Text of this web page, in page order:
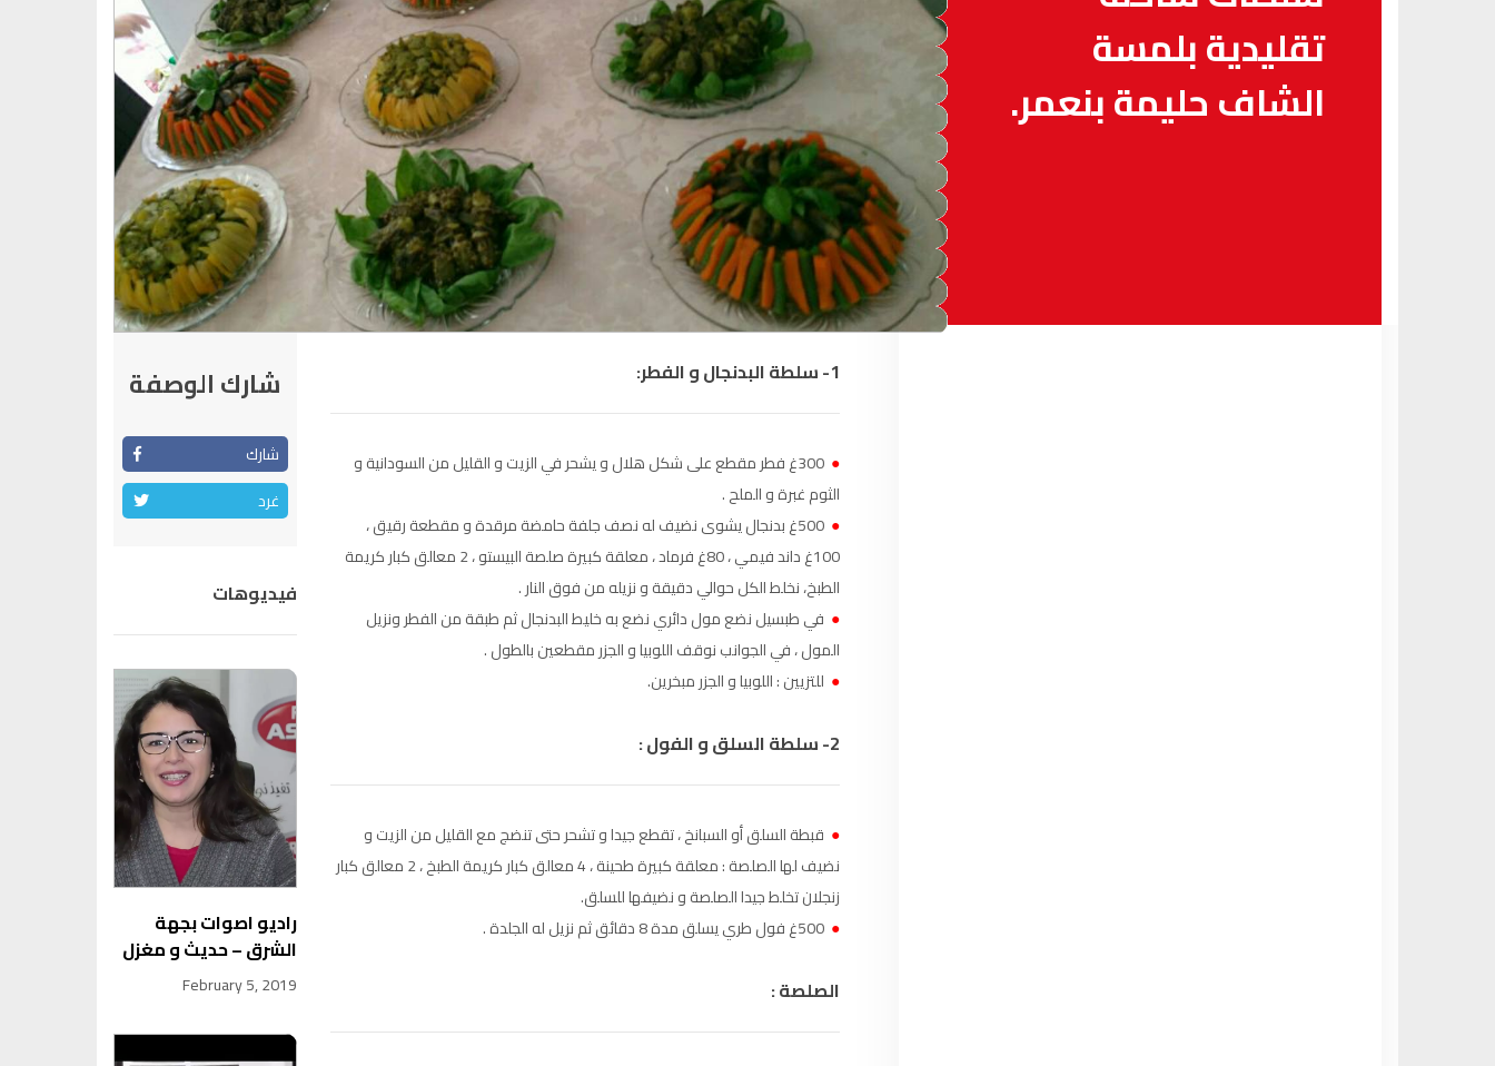
آسفي 103.6FM
الجديدة 95.1FM
السعيدية 102.0FM
الداخلة 89.7FM
الرباط 95.7FM
الدار البيضاء 104.3FM
الناظور 104.3FM
الحسيمة FM
أكادير 100.4FM
القنيطرة 105.8FM
العرائش FM
العيون 104.6FM
الخميسات 99.9FM
إفران 103.6FM
تقليدية بلمسة
الشاف حليمة بنعمر.
1- سلطة البدنجال و الفطر:
●
300غ فطر مقطع على شكل هلال و يشحر في الزيت و القليل من السودانية و
الثوم غبرة و الملح .
●
500غ بدنجال يشوى نضيف له نصف جلفة حامضة مرقدة و مقطعة رقيق ،
100غ داند فيمي ، 80غ فرماد ، معلقة كبيرة صلصة البيستو ، 2 معالق كبار كريمة
الطبخ، نخلط الكل حوالي دقيقة و نزيله من فوق النار .
● في طبسيل نضع مول دائري نضع به خليط البدنجال ثم طبقة من الفطر ونزيل
المول ، في الجوانب نوقف اللوبيا و الجزر مقطعين بالطول .
● للتزيين : اللوبيا و الجزر مبخرين.
2- سلطة السلق و الفول :
● قبطة السلق أو السبانخ ، تقطع جيدا و تشحر حتى تنضج مع القليل من الزيت و
نضيف لها الصلصة : معلقة كبيرة طحينة ، 4 معالق كبار كريمة الطبخ ، 2 معالق كبار
زنجلان تخلط جيدا الصلصة و نضيفها للسلق.
● 500غ فول طري يسلق مدة 8 دقائق ثم نزيل له الجلدة .
الصلصة :
شارك الوصفة
شارك
غرد
فيديوهات
راديو اصوات بجهة
الشرق – حديث و مغزل
February 5, 2019